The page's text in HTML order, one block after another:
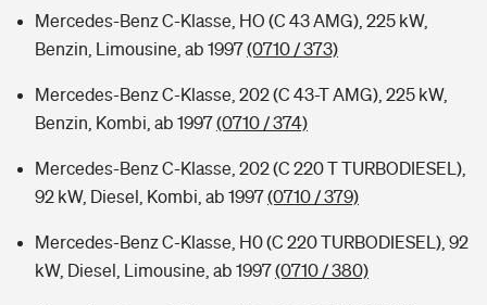
Mercedes-Benz C-Klasse, HO (C 43 AMG), 225 kW,
Benzin, Limousine, ab 1997(0710 / 373)
Mercedes-Benz C-Klasse, 202 (C 43-T AMG), 225 kW,
Benzin, Kombi, ab 1997(0710 / 374)
Mercedes-Benz C-Klasse, 202 (C 220 T TURBODIESEL),
92 kW, Diesel, Kombi, ab 1997(0710 / 379)
Mercedes-Benz C-Klasse, H0 (C 220 TURBODIESEL), 92
kW, Diesel, Limousine, ab 1997(0710 / 380)